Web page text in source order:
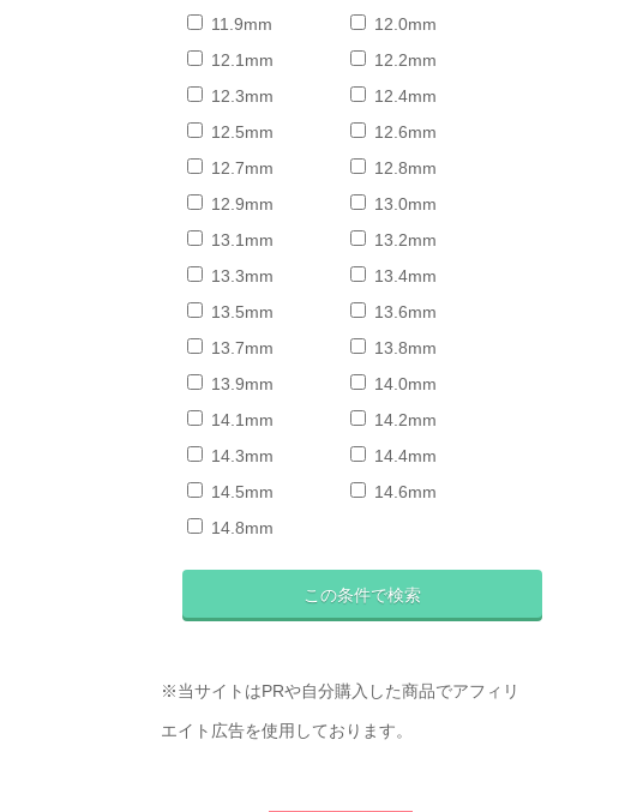
11.9mm
12.0mm
12.1mm
12.2mm
12.3mm
12.4mm
12.5mm
12.6mm
12.7mm
12.8mm
12.9mm
13.0mm
13.1mm
13.2mm
13.3mm
13.4mm
13.5mm
13.6mm
13.7mm
13.8mm
13.9mm
14.0mm
14.1mm
14.2mm
14.3mm
14.4mm
14.5mm
14.6mm
14.8mm
※当サイトはPRや自分購入した商品でアフィリ
エイト広告を使用しております。